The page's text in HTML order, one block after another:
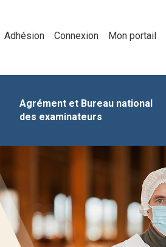
Adhésion Connexion Mon portail
Agrément et Bureau national
des examinateurs